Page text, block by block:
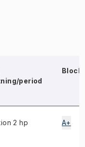
period
Block
2 hp A+